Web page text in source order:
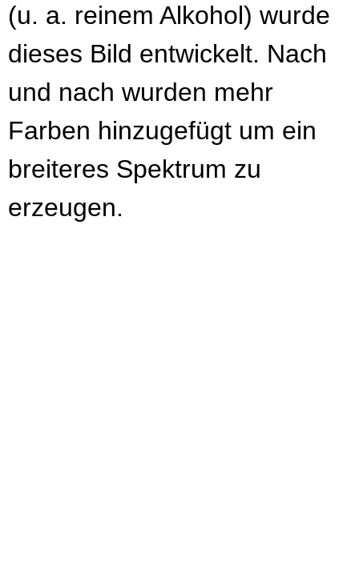
(u. a. reinem Alkohol) wurde
dieses Bild entwickelt. Nach
und nach wurden mehr
Farben hinzugefügt um ein
breiteres Spektrum zu
erzeugen.